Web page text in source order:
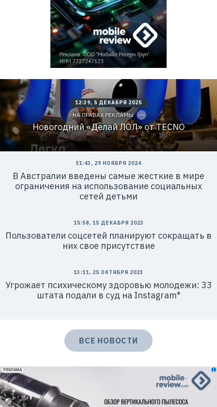
12:39, 5 ДЕКАБРЯ 2025
НА ПРАВАХ РЕКЛАМЫ
=
2
V
f
n
x
w
m
U
i
е
л
а
м
о
д
а
т
ь
:
T
b
i
l
t
e
C
O
P
Y
I
D
Новогодний «Делай ЛОЛ» от TECNO
11:43, 29 НОЯБРЯ 2024
В Австралии введены самые жесткие в мире
ограничения на использование социальных
сетей детьми
15:58, 15 ДЕКАБРЯ 2023
Пользователи соцсетей планируют сокращать в
них свое присутствие
13:11, 25 ОКТЯБРЯ 2023
Угрожает психическому здоровью молодежи: 33
штата подали в суд на Instagram*
ВСЕ НОВОСТИ
erid: 2VfnxxmNzs5
РЕКЛАМА